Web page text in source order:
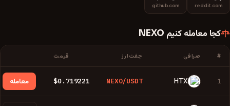
reddit.com
github.com
کجا معامله کنیم NEXO
# صرافی جفت‌ارز قیمت
1
HTX
NEXO/USDT
$0.719221 معامله